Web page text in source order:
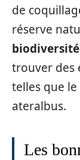
de
réserve
trouver des
telles que
ateralbus.
Les